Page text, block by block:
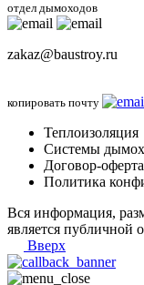
отдел дымоходов
zakaz@baustroy.ru
копировать почту
Теплоизоляция
Системы
Договор-оферта
Политика
Вся информация,
является публичной
Вверх